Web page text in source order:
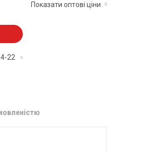
Показати оптові ціни
22